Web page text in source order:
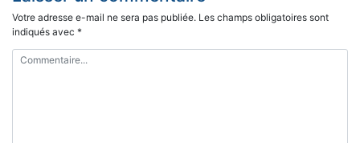
Votre adresse e-mail ne sera pas publiée. Les champs obligatoires sont
indiqués avec *